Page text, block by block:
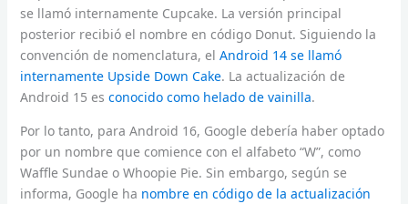
se llamó internamente Cupcake. La versión principal
posterior recibió el nombre en código Donut. Siguiendo la
convención de nomenclatura, el Android 14 se llamó
internamente Upside Down Cake. La actualización de
Android 15 es conocido como helado de vainilla.
Por lo tanto, para Android 16, Google debería haber optado
por un nombre que comience con el alfabeto “W”, como
Waffle Sundae o Whoopie Pie. Sin embargo, según se
informa, Google ha nombre en código de la actualización